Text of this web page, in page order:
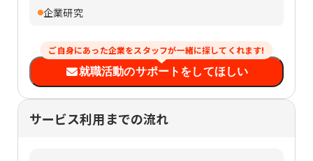
企業研究
ご自身にあった企業をスタッフが一緒に探してくれます!
就職活動のサポートをしてほしい
サービス利用までの流れ